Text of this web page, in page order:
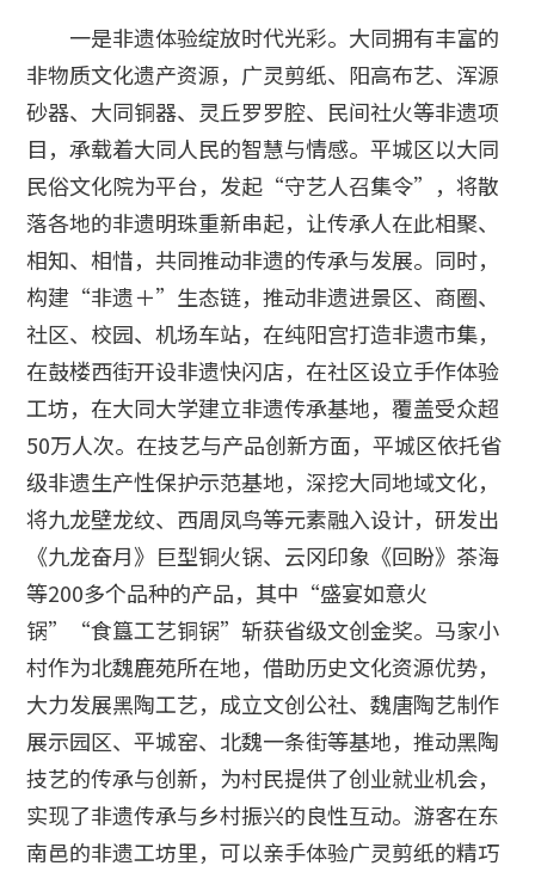
一是非遗体验绽放时代光彩。大同拥有丰富的
非物质文化遗产资源，广灵剪纸、阳高布艺、浑源
砂器、大同铜器、灵丘罗罗腔、民间社火等非遗项
目，承载着大同人民的智慧与情感。平城区以大同
民俗文化院为平台，发起“守艺人召集令”，将散
落各地的非遗明珠重新串起，让传承人在此相聚、
相知、相惜，共同推动非遗的传承与发展。同时，
构建“非遗＋”生态链，推动非遗进景区、商圈、
社区、校园、机场车站，在纯阳宫打造非遗市集，
在鼓楼西街开设非遗快闪店，在社区设立手作体验
工坊，在大同大学建立非遗传承基地，覆盖受众超
50万人次。在技艺与产品创新方面，平城区依托省
级非遗生产性保护示范基地，深挖大同地域文化，
将九龙壁龙纹、西周凤鸟等元素融入设计，研发出
《九龙奋月》巨型铜火锅、云冈印象《回盼》茶海
等200多个品种的产品，其中“盛宴如意火
锅”“食簋工艺铜锅”斩获省级文创金奖。马家小
村作为北魏鹿苑所在地，借助历史文化资源优势，
大力发展黑陶工艺，成立文创公社、魏唐陶艺制作
展示园区、平城窑、北魏一条街等基地，推动黑陶
技艺的传承与创新，为村民提供了创业就业机会，
实现了非遗传承与乡村振兴的良性互动。游客在东
南邑的非遗工坊里，可以亲手体验广灵剪纸的精巧